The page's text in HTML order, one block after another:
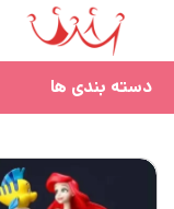
دسته بندی ها